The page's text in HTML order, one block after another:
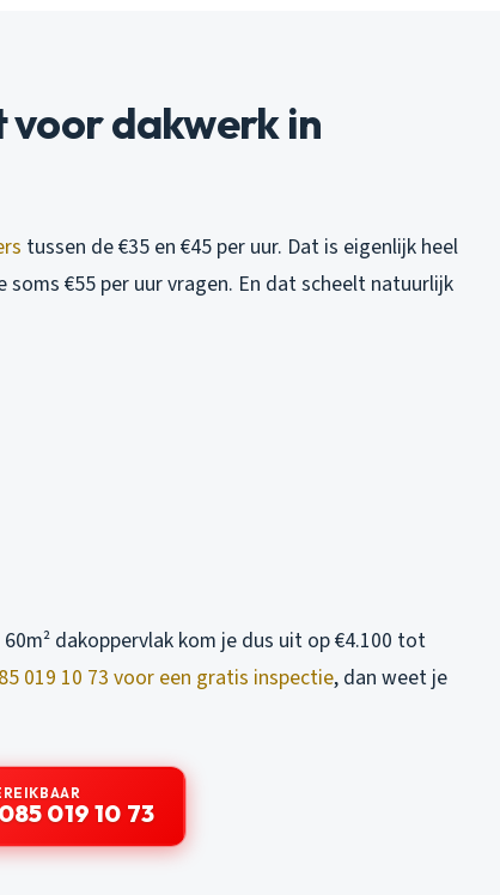
voor dakwerk in
tussen de €35 en €45 per uur. Dat is eigenlijk heel
€55 per uur vragen. En dat scheelt natuurlijk
dakoppervlak kom je dus uit op €4.100 tot
019 10 73 voor een gratis inspectie, dan weet je
019 10 73